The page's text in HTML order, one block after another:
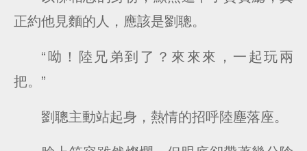
正約他見麵的人，應該是劉聰。
“呦！陸兄弟到了？來來來，一起玩兩
把。”
劉聰主動站起身，熱情的招呼陸塵落座。